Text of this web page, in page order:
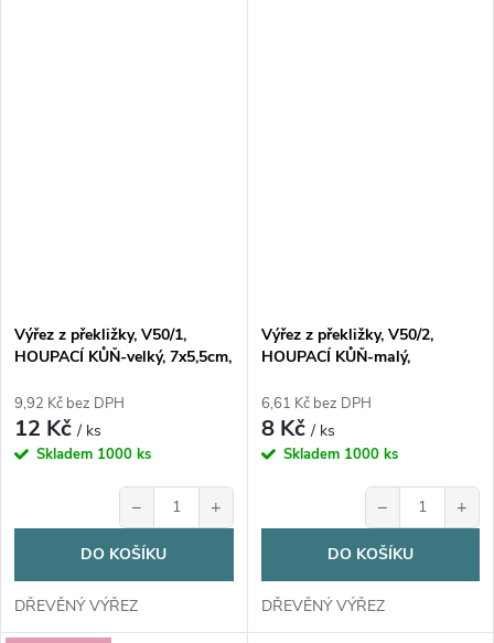
Výřez z překližky, V50/1,
HOUPACÍ KŮŇ-velký, 7x5,5cm,
9,92 Kč bez DPH
12 Kč/ ks
Skladem 1000 ks
− +
DO KOŠÍKU
DŘEVĚNÝ VÝŘEZ
Výřez z překližky, V50/2,
HOUPACÍ KŮŇ-malý,
6,61 Kč bez DPH
8 Kč/ ks
Skladem 1000 ks
− +
DO KOŠÍKU
DŘEVĚNÝ VÝŘEZ